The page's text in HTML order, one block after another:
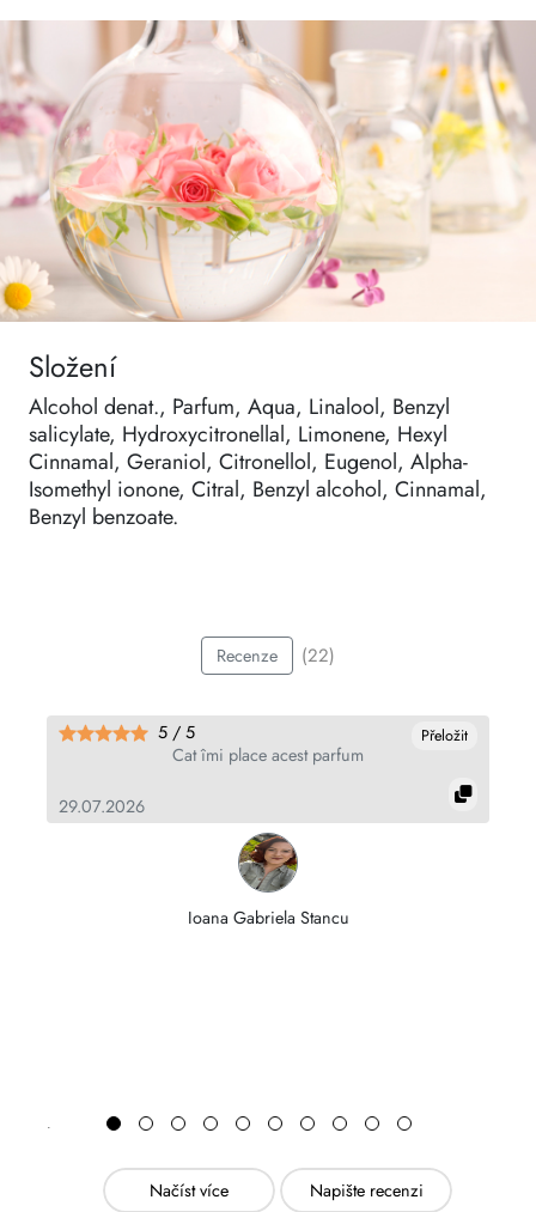
Složení
Alcohol denat., Parfum, Aqua, Linalool, Benzyl
salicylate, Hydroxycitronellal, Limonene, Hexyl
Cinnamal, Geraniol, Citronellol, Eugenol, Alpha-
Isomethyl ionone, Citral, Benzyl alcohol, Cinnamal,
Benzyl benzoate.
Recenze (22)
Přeložit
Cat îmi place acest parfum
5 / 5
29.07.2026
Ioana Gabriela Stancu
Načíst více Napište recenzi